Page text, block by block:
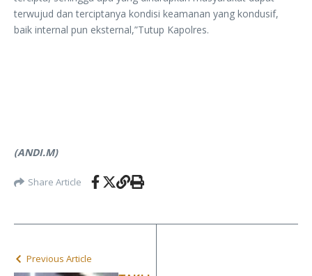
terwujud dan terciptanya kondisi keamanan yang kondusif,
baik internal pun eksternal,”Tutup Kapolres.
(ANDI.M)
Share Article
Previous Article